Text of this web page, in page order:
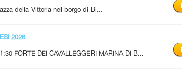
della Vittoria nel borgo di Bi...
2026
FORTE DEI CAVALLEGGERI MARINA DI B...